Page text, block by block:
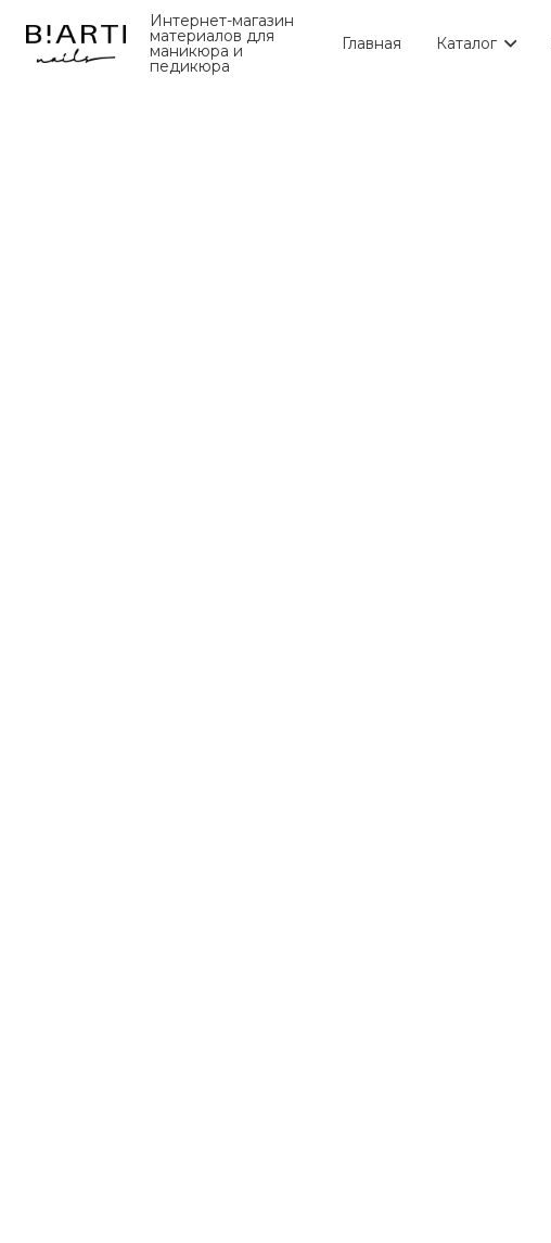
Интернет-магазин
материалов для
маникюра и
педикюра
Главная Каталог